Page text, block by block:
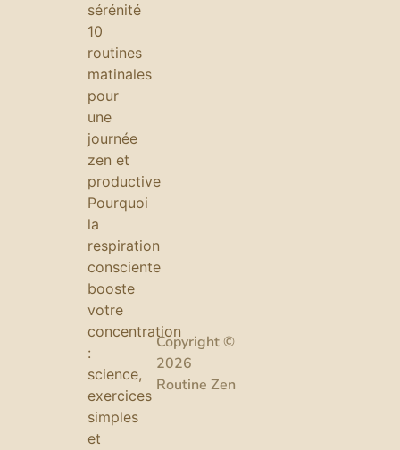
sérénité
10
routines
matinales
pour
une
journée
zen et
productive
Pourquoi
la
respiration
consciente
booste
votre
concentration
:
science,
exercices
simples
et
Copyright ©
2026
Routine Zen